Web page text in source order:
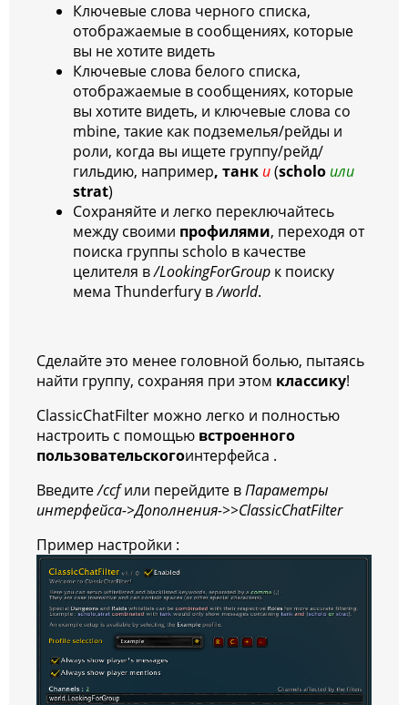
Ключевые слова черного списка,
отображаемые в сообщениях, которые
вы не хотите видеть
Ключевые слова белого списка,
отображаемые в сообщениях, которые
вы хотите видеть, и ключевые слова co
mbine, такие как подземелья/рейды и
роли, когда вы ищете группу/рейд/
гильдию, например, танк и(scholo или
strat)
Сохраняйте и легко переключайтесь
между своими профилями, переходя от
поиска группы scholo в качестве
целителя в/LookingForGroup к поиску
мема Thunderfury в/world.
Сделайте это менее головной болью, пытаясь
найти группу, сохраняя при этом классику!
ClassicChatFilter можно легко и полностью
настроить с помощью встроенного
пользовательскогоинтерфейса .
Введите/ccfили перейдите вПараметры
интерфейса->Дополнения->>ClassicChatFilter
Пример настройки :